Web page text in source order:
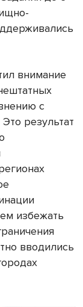
внимание
с
результат
избежать
вводились